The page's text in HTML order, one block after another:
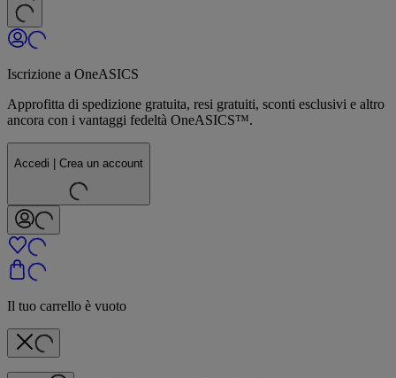
Iscrizione a OneASICS
Approfitta di spedizione gratuita, resi gratuiti, sconti esclusivi e altro
ancora con i vantaggi fedeltà OneASICS™.
Accedi | Crea un account
Il tuo carrello è vuoto